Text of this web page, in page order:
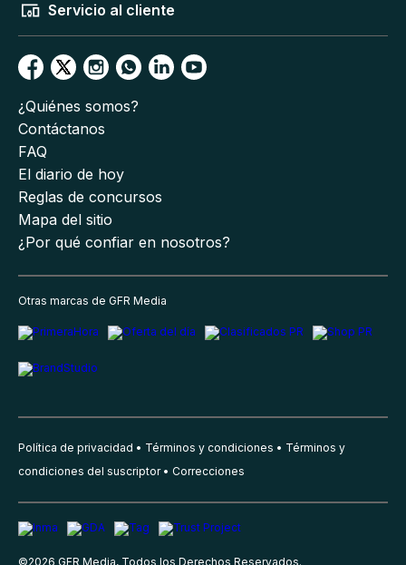
Servicio al cliente
¿Quiénes somos?
Contáctanos
FAQ
El diario de hoy
Reglas de concursos
Mapa del sitio
¿Por qué confiar en nosotros?
Otras marcas de GFR Media
Política de privacidad Términos y condiciones
Términos y
condiciones del suscriptor
Correcciones
©2026 GFR Media, Todos los Derechos Reservados.